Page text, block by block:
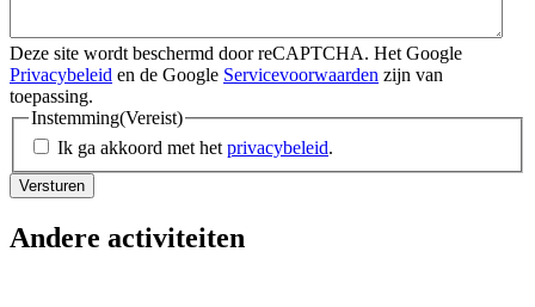
Deze site wordt beschermd door reCAPTCHA. Het Google
Privacybeleid en de Google Servicevoorwaarden zijn van
toepassing.
Instemming(Vereist)
Ik ga akkoord met het privacybeleid.
Andere activiteiten